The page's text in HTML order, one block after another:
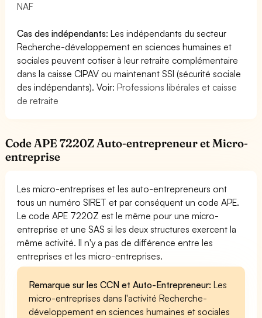
NAF
Cas des indépendants: Les indépendants du secteur
Recherche-développement en sciences humaines et
sociales peuvent cotiser à leur retraite complémentaire
dans la caisse CIPAV ou maintenant SSI (sécurité sociale
des indépendants). Voir:Professions libérales et caisse
de retraite
Code APE 7220Z Auto-entrepreneur et Micro-
entreprise
Les micro-entreprises et les auto-entrepreneurs ont
tous un numéro SIRET et par conséquent un code APE.
Le code APE 7220Z est le même pour une micro-
entreprise et une SAS si les deux structures exercent la
même activité. Il n'y a pas de différence entre les
entreprises et les micro-entreprises.
Remarque sur les CCN et Auto-Entrepreneur: Les
micro-entreprises dans l'activité Recherche-
développement en sciences humaines et sociales